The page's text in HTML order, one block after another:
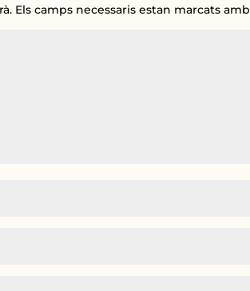
Els camps necessaris estan marcats amb